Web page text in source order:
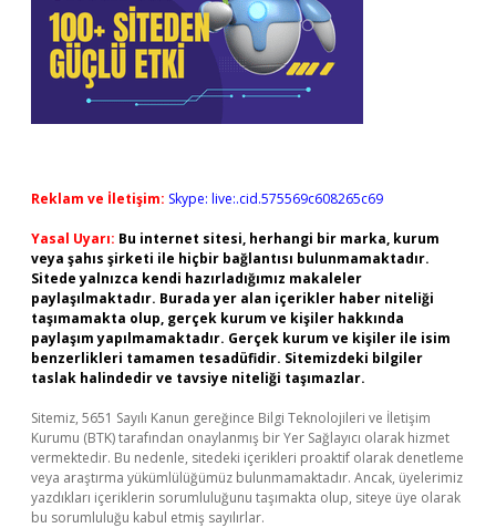
Reklam ve İletişim: Skype: live:.cid.575569c608265c69
Yasal Uyarı: Bu internet sitesi, herhangi bir marka, kurum
veya şahıs şirketi ile hiçbir bağlantısı bulunmamaktadır.
Sitede yalnızca kendi hazırladığımız makaleler
paylaşılmaktadır. Burada yer alan içerikler haber niteliği
taşımamakta olup, gerçek kurum ve kişiler hakkında
paylaşım yapılmamaktadır. Gerçek kurum ve kişiler ile isim
benzerlikleri tamamen tesadüfidir. Sitemizdeki bilgiler
taslak halindedir ve tavsiye niteliği taşımazlar.
Sitemiz, 5651 Sayılı Kanun gereğince Bilgi Teknolojileri ve İletişim
Kurumu (BTK) tarafından onaylanmış bir Yer Sağlayıcı olarak hizmet
vermektedir. Bu nedenle, sitedeki içerikleri proaktif olarak denetleme
veya araştırma yükümlülüğümüz bulunmamaktadır. Ancak, üyelerimiz
yazdıkları içeriklerin sorumluluğunu taşımakta olup, siteye üye olarak
bu sorumluluğu kabul etmiş sayılırlar.